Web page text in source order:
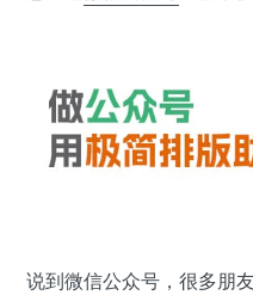
说到微信公众号，很多朋